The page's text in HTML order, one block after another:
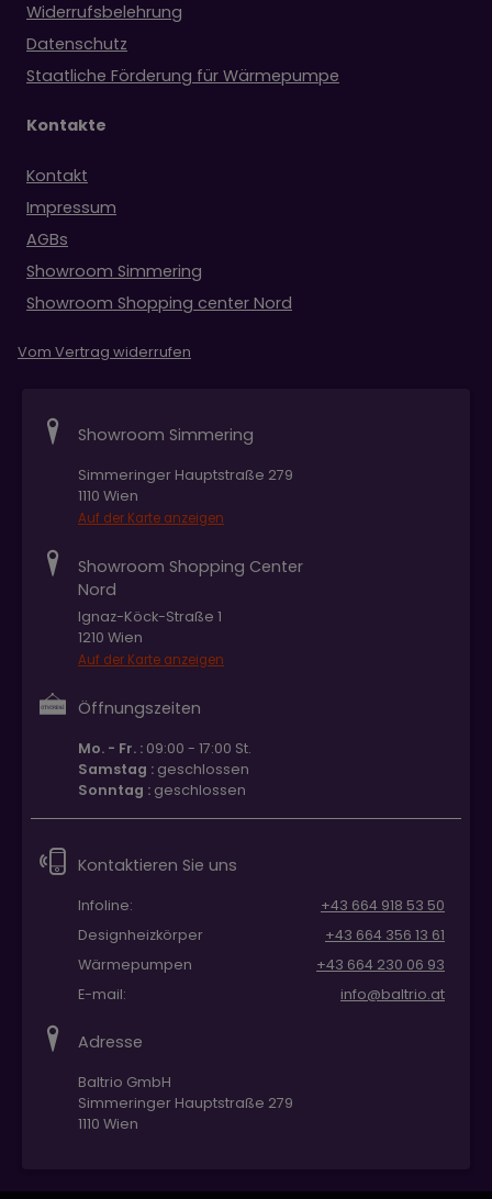
Widerrufsbelehrung
Datenschutz
Staatliche Förderung für Wärmepumpe
Kontakte
Kontakt
Impressum
AGBs
Showroom Simmering
Showroom Shopping center Nord
Vom Vertrag widerrufen
Showroom Simmering
Simmeringer Hauptstraße 279
1110 Wien
Auf der Karte anzeigen
Showroom Shopping Center
Nord
Ignaz-Köck-Straße 1
1210 Wien
Auf der Karte anzeigen
Öffnungszeiten
Mo. - Fr. : 09:00 - 17:00 St.
Samstag : geschlossen
Sonntag : geschlossen
Kontaktieren Sie uns
Infoline:
+43 664 918 53 50
Designheizkörper
+43 664 356 13 61
Wärmepumpen
+43 664 230 06 93
E-mail:
info@baltrio.at
Adresse
Baltrio GmbH
Simmeringer Hauptstraße 279
1110 Wien